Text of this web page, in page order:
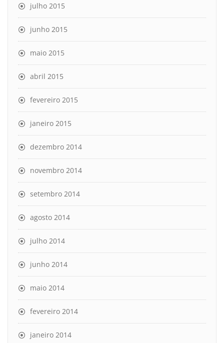
julho 2015
junho 2015
maio 2015
abril 2015
fevereiro 2015
janeiro 2015
dezembro 2014
novembro 2014
setembro 2014
agosto 2014
julho 2014
junho 2014
maio 2014
fevereiro 2014
janeiro 2014